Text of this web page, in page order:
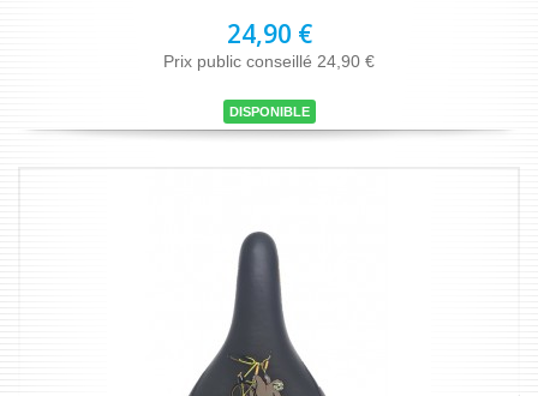
24,90 €
Prix public conseillé 24,90 €
DISPONIBLE